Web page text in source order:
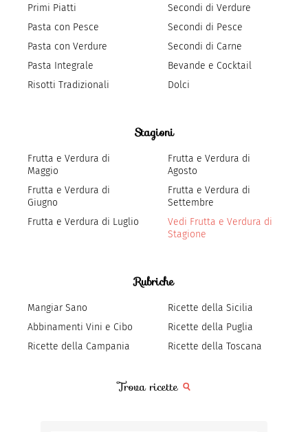
Primi Piatti
Pasta con Pesce
Pasta con Verdure
Pasta Integrale
Risotti Tradizionali
Secondi di Verdure
Secondi di Pesce
Secondi di Carne
Bevande e Cocktail
Dolci
Stagioni
Frutta e Verdura di
Maggio
Frutta e Verdura di
Giugno
Frutta e Verdura di Luglio
Frutta e Verdura di
Agosto
Frutta e Verdura di
Settembre
Vedi Frutta e Verdura di
Stagione
Rubriche
Mangiar Sano
Abbinamenti Vini e Cibo
Ricette della Campania
Ricette della Sicilia
Ricette della Puglia
Ricette della Toscana
Trova ricette